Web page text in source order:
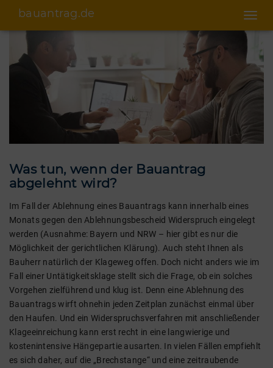
bauantrag.de
Was tun, wenn der Bauantrag
abgelehnt wird?
Im Fall der Ablehnung eines Bauantrags kann innerhalb eines
Monats gegen den Ablehnungsbescheid Widerspruch eingelegt
werden (Ausnahme: Bayern und NRW – hier gibt es nur die
Möglichkeit der gerichtlichen Klärung). Auch steht Ihnen als
Bauherr natürlich der Klageweg offen. Doch nicht anders wie im
Fall einer Untätigkeitsklage stellt sich die Frage, ob ein solches
Vorgehen zielführend und klug ist. Denn eine Ablehnung des
Bauantrags wirft ohnehin jeden Zeitplan zunächst einmal über
den Haufen. Und ein Widerspruchsverfahren mit anschließender
Klageeinreichung kann erst recht in eine langwierige und
kostenintensive Hängepartie ausarten. In vielen Fällen empfiehlt
es sich daher, auf die „Brechstange“ und eine zeitraubende